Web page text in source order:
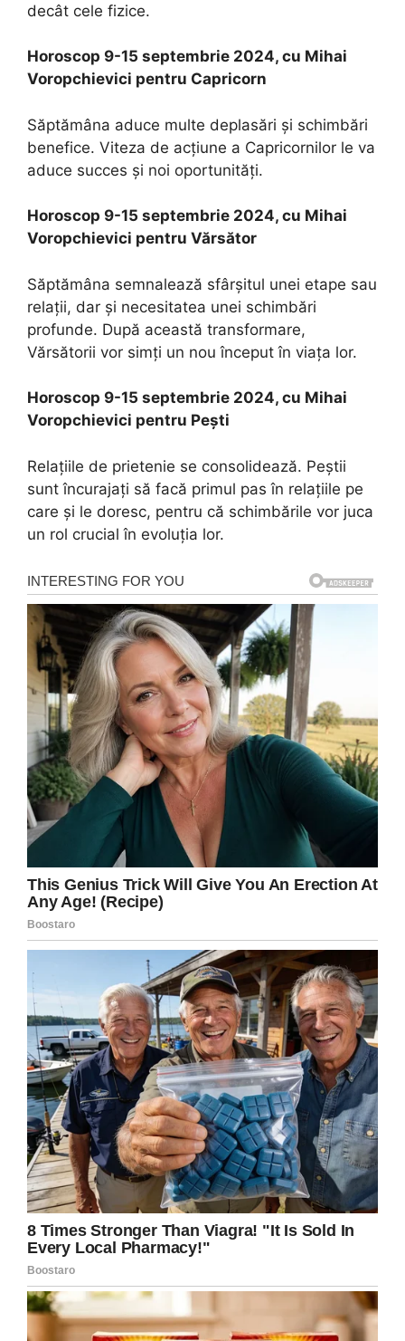
decât cele fizice.
Horoscop 9-15 septembrie 2024, cu Mihai
Voropchievici pentru Capricorn
Săptămâna aduce multe deplasări și schimbări
benefice. Viteza de acțiune a Capricornilor le va
aduce succes și noi oportunități.
Horoscop 9-15 septembrie 2024, cu Mihai
Voropchievici pentru Vărsător
Săptămâna semnalează sfârșitul unei etape sau
relații, dar și necesitatea unei schimbări
profunde. După această transformare,
Vărsătorii vor simți un nou început în viața lor.
Horoscop 9-15 septembrie 2024, cu Mihai
Voropchievici pentru Peşti
Relațiile de prietenie se consolidează. Peștii
sunt încurajați să facă primul pas în relațiile pe
care și le doresc, pentru că schimbările vor juca
un rol crucial în evoluția lor.